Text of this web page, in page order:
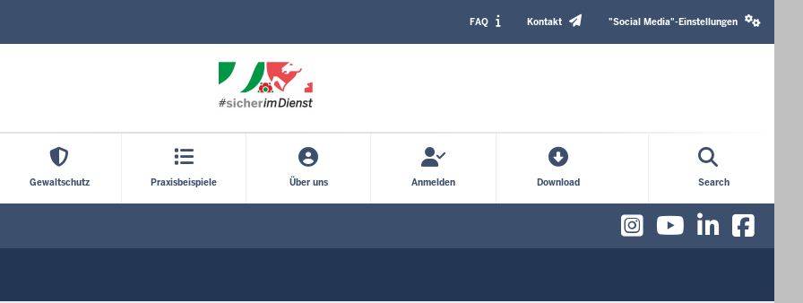
TopFAQ Kontakt
media
"Social Media"-Einstellungen
Gewaltschutz Praxisbeispiele Über uns Anmelden Download Search
Instagram
YouTube